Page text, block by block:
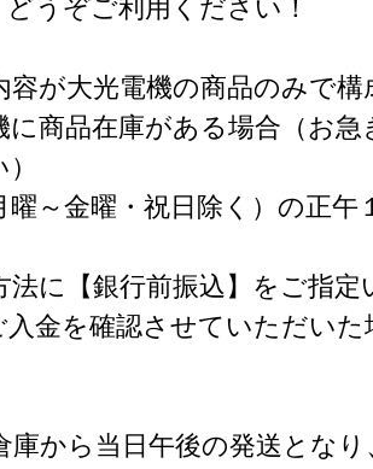
うぞご利用ください！
が大光電機の商品のみで構
商品在庫がある場合（お急
～金曜・祝日除く）の正午
に【銀行前振込】をご指定
入金を確認させていただいた
から当日午後の発送となり